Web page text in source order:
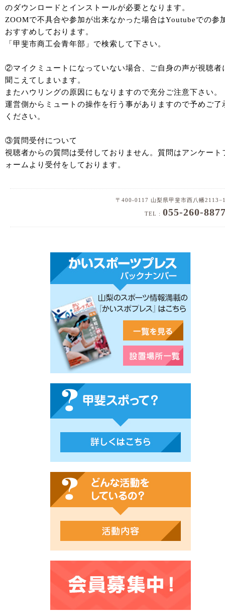
のダウンロードとインストールが必要となります。
ZOOMで不具合や参加が出来なかった場合はYoutubeでの参
おすすめしております。
「甲斐市商工会青年部」で検索して下さい。
②マイクミュートになっていない場合、ご自身の声が視聴者
聞こえてしまいます。
またハウリングの原因にもなりますので充分ご注意下さい。
運営側からミュートの操作を行う事がありますので予めご了
ください。
③質問受付について
視聴者からの質問は受付しておりません。質問はアンケート
ォームより受付をしております。
〒400-0117 山梨県甲斐市西八幡
TEL : 055-260-